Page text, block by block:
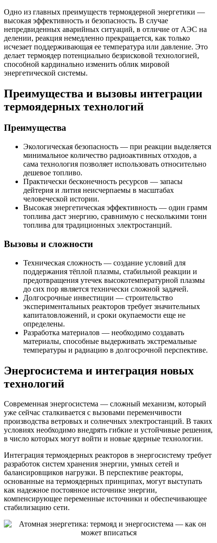
Одно из главных преимуществ термоядерной энергетики —
высокая эффективность и безопасность. В случае
непредвиденных аварийных ситуаций, в отличие от АЭС на
делении, реакция немедленно прекращается, как только
исчезает поддерживающая ее температура или давление. Это
делает термоядер потенциально безрисковой технологией,
способной кардинально изменить облик мировой
энергетической системы.
Преимущества и вызовы интеграции
термоядерных технологий
Преимущества
Экологическая безопасность — при реакции выделяется
минимальное количество радиоактивных отходов, а
сама технология позволяет использовать относительно
дешевое топливо.
Практически бесконечность ресурсов — запасы
дейтерия и лития неисчерпаемы в масштабах
человеческой истории.
Высокая энергетическая эффективность — один грамм
топлива даст энергию, сравнимую с несколькими тонн
топлива для традиционных электростанций.
Вызовы и сложности
Техническая сложность — создание условий для
поддержания тёплой плазмы, стабильной реакции и
предотвращения утечек высокотемпературной плазмы
до сих пор является технически сложной задачей.
Долгосрочные инвестиции — строительство
экспериментальных реакторов требует значительных
капиталовложений, и сроки окупаемости еще не
определены.
Разработка материалов — необходимо создавать
материалы, способные выдерживать экстремальные
температуры и радиацию в долгосрочной перспективе.
Энергосистема и интеграция новых
технологий
Современная энергосистема — сложный механизм, который
уже сейчас сталкивается с вызовами переменчивости
производства ветровых и солнечных электростанций. В таких
условиях необходимо внедрять гибкие и устойчивые решения,
в число которых могут войти и новые ядерные технологии.
Интеграция термоядерных реакторов в энергосистему требует
разработок систем хранения энергии, умных сетей и
балансировщиков нагрузки. В перспективе реакторы,
основанные на термоядерных принципах, могут выступать
как надежное постоянное источнике энергии,
компенсирующее переменные источники и обеспечивающее
стабилизацию сети.